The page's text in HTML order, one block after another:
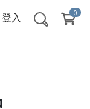
登入 0